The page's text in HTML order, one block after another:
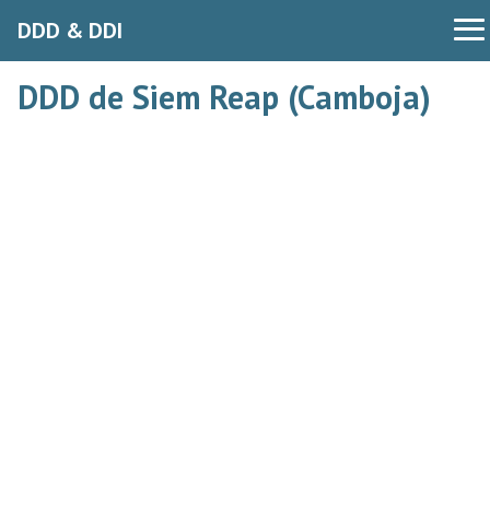
DDD & DDI
DDD de Siem Reap (Camboja)